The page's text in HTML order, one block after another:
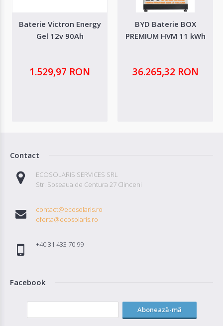
Baterie Victron Energy
Gel 12v 90Ah
1.529,97 RON
BYD Baterie BOX
PREMIUM HVM 11 kWh
36.265,32 RON
Contact
ECOSOLARIS SERVICES SRL
Str. Soseaua de Centura 27 Clinceni
contact@ecosolaris.ro
oferta@ecosolaris.ro
+40 31 433 70 99
Facebook
Abonează-mă